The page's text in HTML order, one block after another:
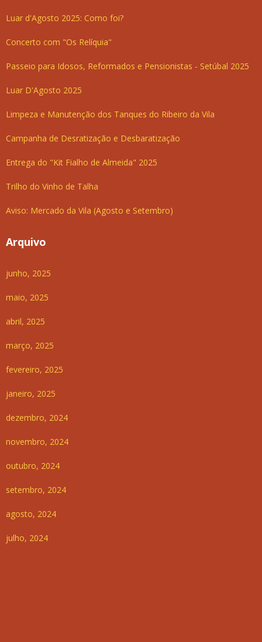
Luar d'Agosto 2025: Como foi?
Concerto com "Os Relíquia"
Passeio para Idosos, Reformados e Pensionistas - Setúbal 2025
Luar D'Agosto 2025
Limpeza e Manutenção dos Tanques do Ribeiro da Vila
Campanha de Desratização e Desbaratização
Entrega do "Kit Fialho de Almeida" 2025
Trilho do Vinho de Talha
Aviso: Mercado da Vila (Agosto e Setembro)
Arquivo
junho, 2025
maio, 2025
abril, 2025
março, 2025
fevereiro, 2025
janeiro, 2025
dezembro, 2024
novembro, 2024
outubro, 2024
setembro, 2024
agosto, 2024
julho, 2024